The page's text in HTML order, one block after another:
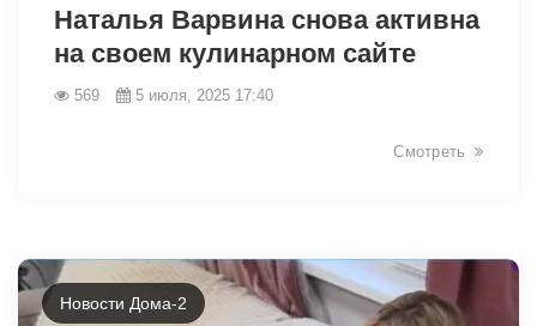
Наталья Варвина снова активна
на своем кулинарном сайте
569 5 июля, 2025 17:40
Смотреть
Новости Дома-2